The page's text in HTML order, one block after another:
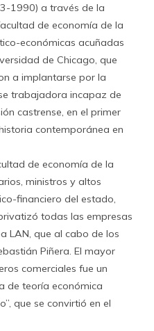
1990) a través de la
de economía de la
económicas acuñadas
de Chicago, que
a implantarse por la
trabajadora incapaz de
castrense, en el primer
contemporánea en
de economía de la
ministros y altos
financiero del estado,
todas las empresas
LAN, que al cabo de los
Piñera. El mayor
comerciales fue un
de teoría económica
que se convirtió en el